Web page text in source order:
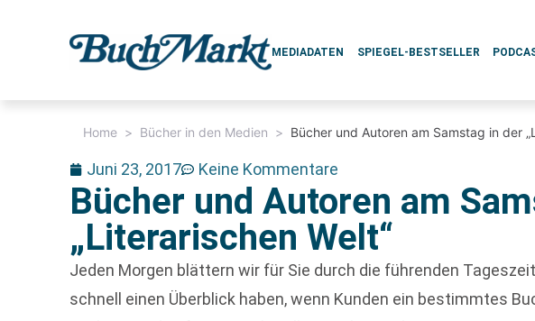
MEDIADATEN SPIEGEL-BESTSELLER
Home > Bücher in den Medien > Bücher und Autoren am Samstag in der
Juni 23, 2017 Keine Kommentare
Bücher und Autoren am
„Literarischen Welt“
Jeden Morgen blättern wir für Sie durch die führenden
schnell einen Überblick haben, wenn Kunden ein bestimmtes